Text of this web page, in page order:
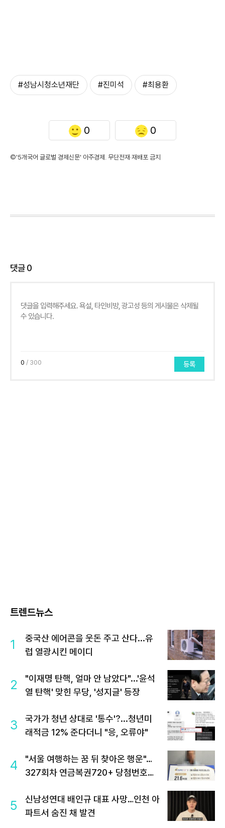
#성남시청소년재단 #진미석 #최용환
0 0
©'5개국어 글로벌 경제신문' 아주경제. 무단전재·재배포 금지
댓글0
0 / 300 등록
트렌드뉴스
1
중국산 에어콘을 웃돈 주고 산다...유
럽 열광시킨 메이디
2
"이재명 탄핵, 얼마 안 남았다"...'윤석
열 탄핵' 맞힌 무당, '성지글' 등장
3
국가가 청년 상대로 '통수'?...청년미
래적금 12% 준다더니 "응, 오류야"
4
"서울 여행하는 꿈 뒤 찾아온 행운"…
327회차 연금복권720+ 당첨번호조
5
신남성연대 배인규 대표 사망…인천 아
파트서 숨진 채 발견